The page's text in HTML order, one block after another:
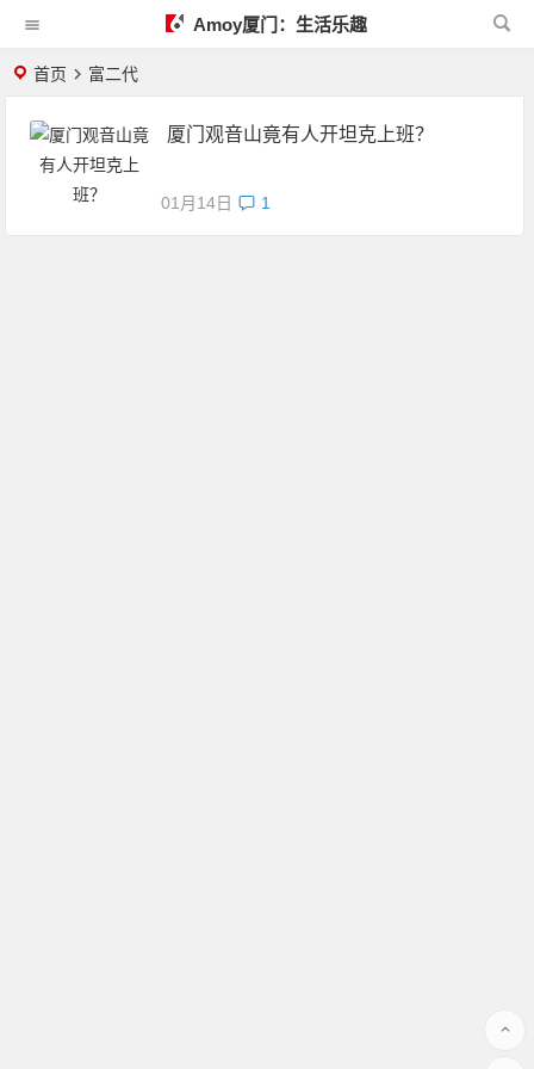
Amoy厦门：生活乐趣
首页 富二代
厦门观音山竟有人开坦克上班？
01月14日 1